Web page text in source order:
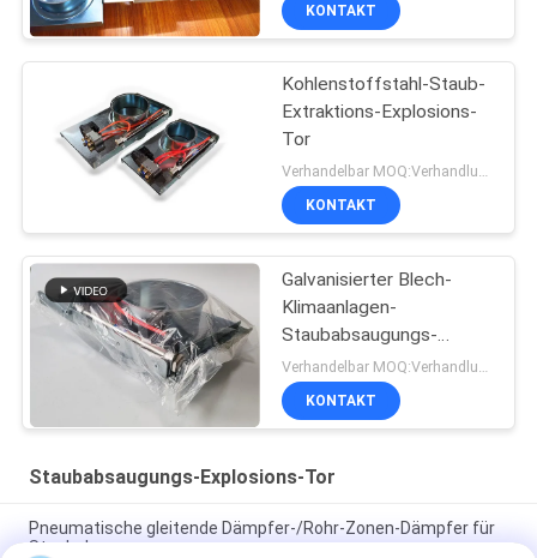
KONTAKT
Kohlenstoffstahl-Staub-
Extraktions-Explosions-
Tor
Verhandelbar MOQ:Verhandlung
KONTAKT
Galvanisierter Blech-
Klimaanlagen-
Staubabsaugungs-
Explosions-Flugsteig
80mm-300mm
Verhandelbar MOQ:Verhandlung
KONTAKT
Staubabsaugungs-Explosions-Tor
Pneumatische gleitende Dämpfer-/Rohr-Zonen-Dämpfer für
Staubabsaugung